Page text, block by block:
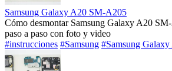
Samsung Galaxy A20 SM-A205
Cómo desmontar Samsung Galaxy A20
paso a paso con foto y video
#instrucciones #Samsung #Samsung